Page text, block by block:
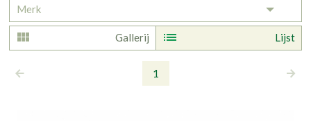
Merk
Toggle
Gallerij
Lijst
1